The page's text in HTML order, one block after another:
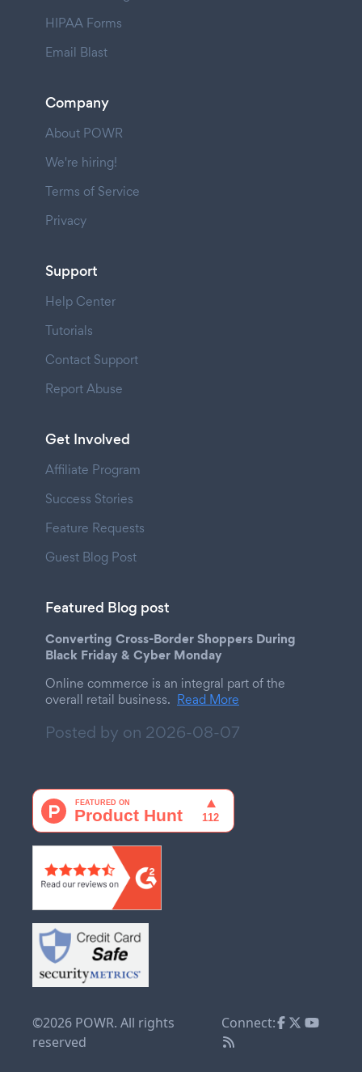
HIPAA Forms
Email Blast
Company
About POWR
We're hiring!
Terms of Service
Privacy
Support
Help Center
Tutorials
Contact Support
Report Abuse
Get Involved
Affiliate Program
Success Stories
Feature Requests
Guest Blog Post
Featured Blog post
Converting Cross-Border Shoppers During
Black Friday & Cyber Monday
Online commerce is an integral part of the
overall retail business. Read More
Posted by on 2026-08-07
©2026 POWR. All rights
reserved
Connect: